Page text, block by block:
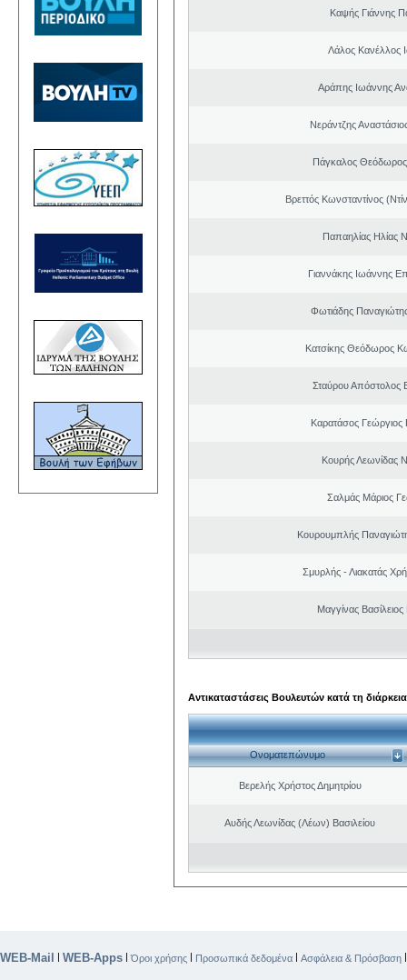
Καψής Γιάννης
Λάλος Κανέλλος
Αράπης Ιωάννης
Νεράντζης
Πάγκαλος
Βρεττός Κωνσταντίνος
Παπαηλίας Ηλίας
Γιαννάκης Ιωάννης
Φωτιάδης
Κατσίκης Θεόδωρος
Σταύρου Απόστολος
Καρατάσος Γεώργιος
Κουρής Λεωνίδας
Σαλμάς Μάριος
Κουρουμπλής
Σμυρλής - Λιακατάς
Μαγγίνας
Αντικαταστάσεις Βουλευτών κατά τη
Ονοματεπώνυμο
Βερελής Χρήστος Δημητρίου
Αυδής Λεωνίδας (Λέων) Βασιλείου
WEB-Mail | WEB-Apps |Όροι χρήσης | Προσωπικά δεδομένα | Ασφάλεια & Πρόσβαση